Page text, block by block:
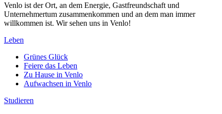
Venlo ist der Ort, an dem Energie, Gastfreundschaft und
Unternehmertum zusammenkommen und an dem man immer
willkommen ist. Wir sehen uns in Venlo!
Leben
Grünes Glück
Feiere das Leben
Zu Hause in Venlo
Aufwachsen in Venlo
Studieren